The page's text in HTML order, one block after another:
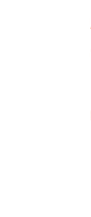
服
员
文
诚
院
医